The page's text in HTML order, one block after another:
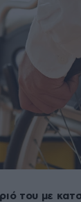
του με